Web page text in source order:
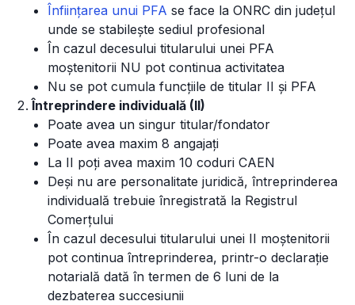
Înființarea unui PFA se face la ONRC din județul
unde se stabilește sediul profesional
În cazul decesului titularului unei PFA
moștenitorii NU pot continua activitatea
Nu se pot cumula funcțiile de titular II și PFA
Întreprindere individuală (II)
Poate avea un singur titular/fondator
Poate avea maxim 8 angajați
La II poți avea maxim 10 coduri CAEN
Deși nu are personalitate juridică, întreprinderea
individuală trebuie înregistrată la Registrul
Comerțului
În cazul decesului titularului unei II moștenitorii
pot continua întreprinderea, printr-o declarație
notarială dată în termen de 6 luni de la
dezbaterea succesiunii